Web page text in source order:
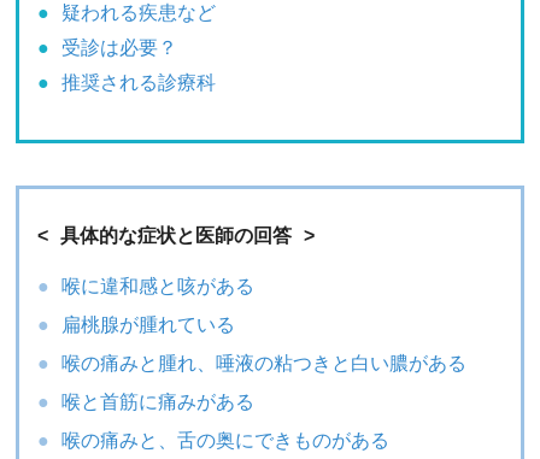
疑われる疾患など
受診は必要？
推奨される診療科
具体的な症状と医師の回答
喉に違和感と咳がある
扁桃腺が腫れている
喉の痛みと腫れ、唾液の粘つきと白い膿がある
喉と首筋に痛みがある
喉の痛みと、舌の奥にできものがある